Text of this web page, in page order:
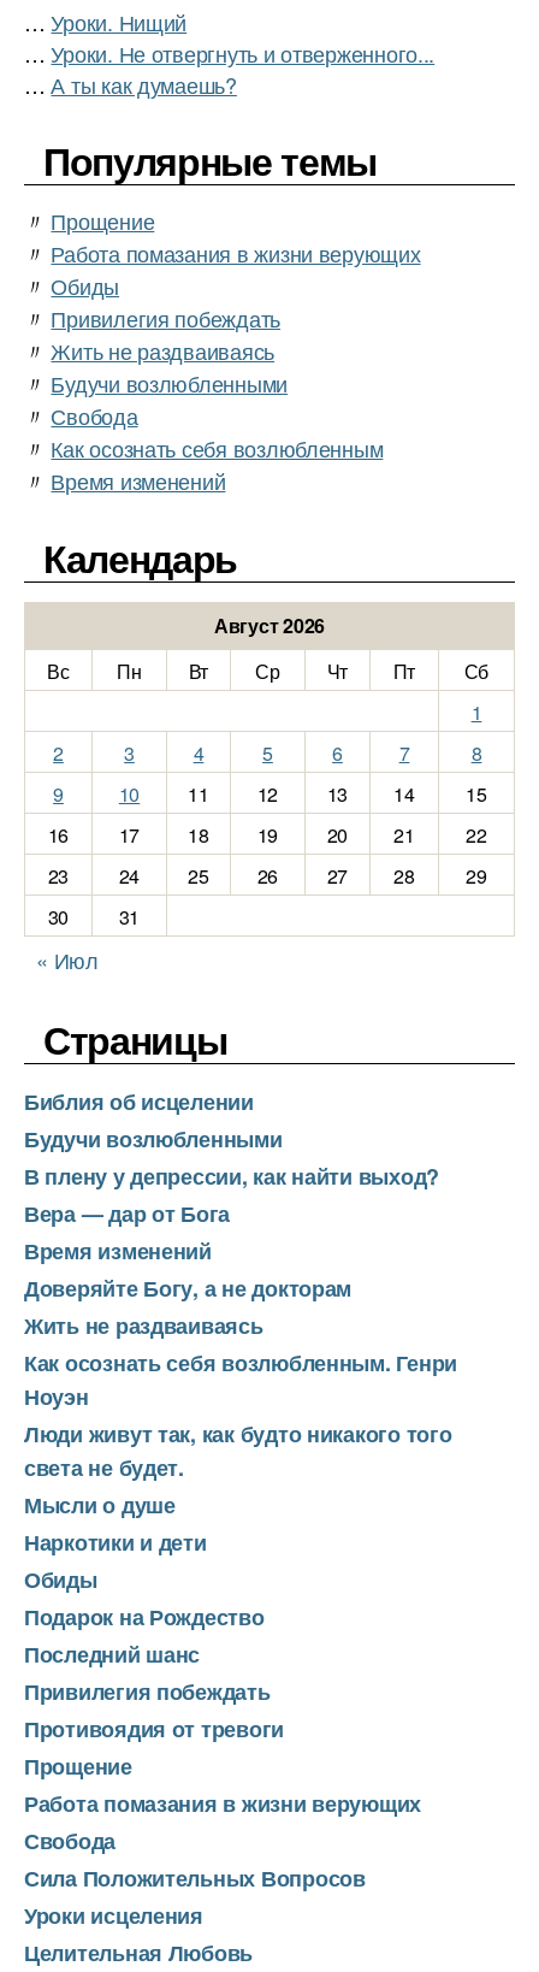
…Уроки. Нищий
…Уроки. Не отвергнуть и отверженного...
…А ты как думаешь?
Популярные темы
〃 Прощение
〃 Работа помазания в жизни верующих
〃 Обиды
〃 Привилегия побеждать
〃 Жить не раздваиваясь
〃 Будучи возлюбленными
〃 Свобода
〃 Как осознать себя возлюбленным
〃 Время изменений
Календарь
Август 2026
Вс
Пн Вт Ср Чт Пт
Сб
1
2
3 4 5 6 7
8
9
10 11 12 13 14
15
16
17 18 19 20 21
22
23
24 25 26 27 28
29
30
31
« Июл
Страницы
Библия об исцелении
Будучи возлюбленными
В плену у депрессии, как найти выход?
Вера — дар от Бога
Время изменений
Доверяйте Богу, а не докторам
Жить не раздваиваясь
Как осознать себя возлюбленным. Генри
Ноуэн
Люди живут так, как будто никакого того
света не будет.
Мысли о душе
Наркотики и дети
Обиды
Подарок на Рождество
Последний шанс
Привилегия побеждать
Противоядия от тревоги
Прощение
Работа помазания в жизни верующих
Свобода
Сила Положительных Вопросов
Уроки исцеления
Целительная Любовь